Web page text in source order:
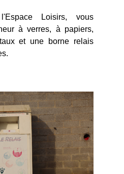
Loisirs, vous
à verres, à papiers,
et une borne relais